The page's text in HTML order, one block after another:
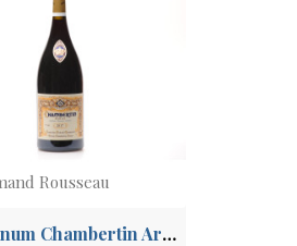
Rousseau
2017 - Magnum Chambertin Armand Rousseau GC